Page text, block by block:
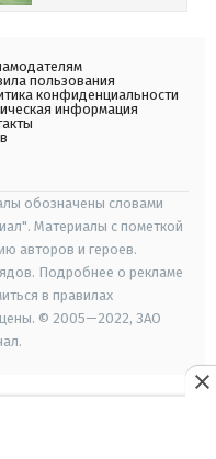
пользования
конфиденциальности
информация
обозначены словами
Материалы с пометкой
авторов и героев.
Подробнее о рекламе
в правилах
© 2005—2022, ЗАО